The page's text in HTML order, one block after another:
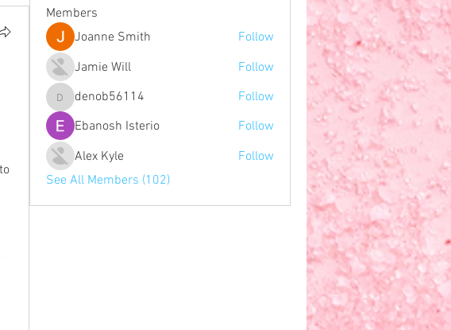
Members
Joanne Smith
Follow
Jamie Will
Follow
denob56114
denob56114
Follow
Ebanosh Isterio
Follow
Alex Kyle
Follow
See All Members (102)